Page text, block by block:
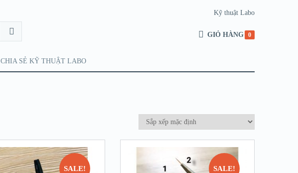
Kỹ thuật Labo
GIỎ HÀNG 0
CHIA SẺ KỸ THUẬT LABO
SALE! SALE!